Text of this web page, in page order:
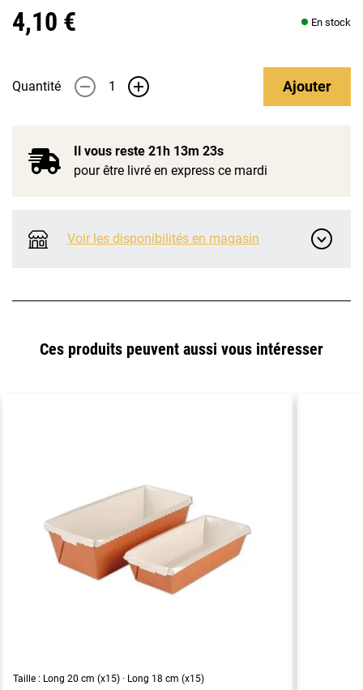
4,10 € En stock
Quantité - + Ajouter
Il vous reste 21h 13m 23s
pour être livré en express ce mardi
Voir les disponibilités en magasin
Ces produits peuvent aussi vous intéresser
Taille : Long 20 cm (x15) · Long 18 cm (x15)